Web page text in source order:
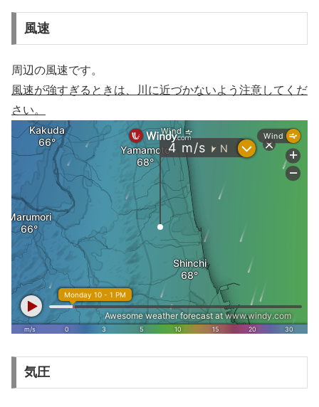
風速
周辺の風速です。
風速が強すぎるときは、川に近づかないよう注意してくだ
さい。
気圧